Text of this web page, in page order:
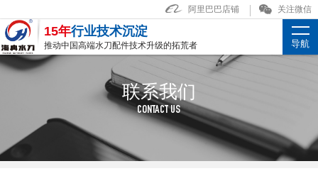
阿里巴巴店铺 关注微信
15年行业技术沉淀
推动中国高端水刀配件技术升级的拓荒者 导航
联系我们
CONTACT US